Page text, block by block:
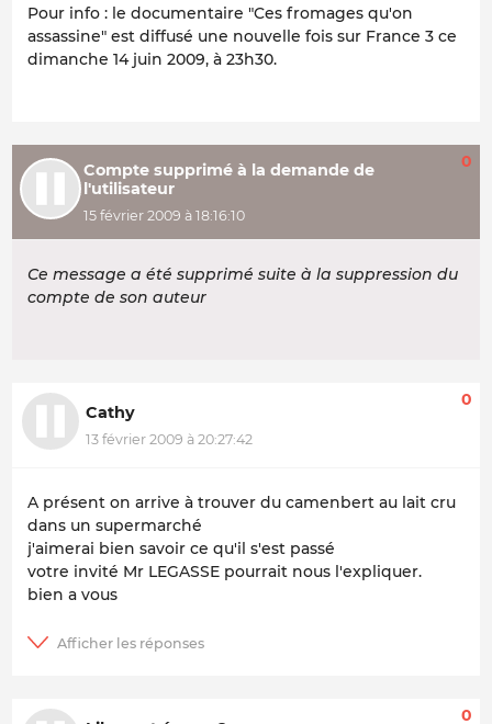
Pour info : le documentaire "Ces fromages qu'on
assassine" est diffusé une nouvelle fois sur France 3 ce
dimanche 14 juin 2009, à 23h30.
Compte supprimé à la demande de
l'utilisateur
15 février 2009 à 18:16:10
0
Ce message a été supprimé suite à la suppression du
compte de son auteur
Cathy
13 février 2009 à 20:27:42
0
A présent on arrive à trouver du camenbert au lait cru
dans un supermarché
j'aimerai bien savoir ce qu'il s'est passé
votre invité Mr LEGASSE pourrait nous l'expliquer.
bien a vous
0